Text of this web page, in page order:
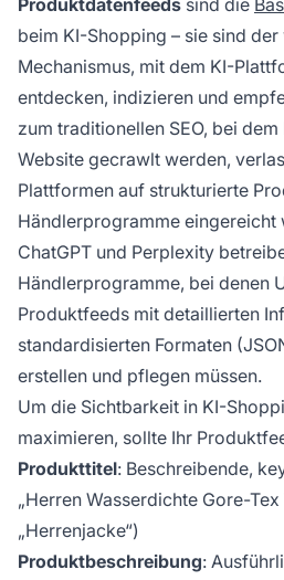
Produktdatenfeeds sind die
beim KI-Shopping – sie sind
Mechanismus, mit dem KI-
entdecken, indizieren und
zum traditionellen SEO, bei
Website gecrawlt werden,
Plattformen auf strukturierte
Händlerprogramme eingereicht
ChatGPT und Perplexity
Händlerprogramme, bei denen
Produktfeeds mit detaillierten
standardisierten Formaten
erstellen und pflegen müssen.
Um die Sichtbarkeit in KI-
maximieren, sollte Ihr
Produkttitel: Beschreibende,
„Herren Wasserdichte Gore-
„Herrenjacke“)
Produktbeschreibung: